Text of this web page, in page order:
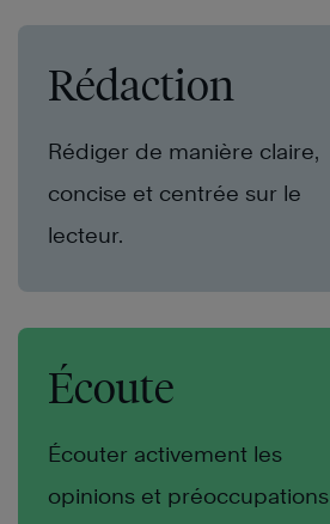
Rédaction
Rédiger de manière claire,
concise et centrée sur le
lecteur.
Écoute
Écouter activement les
opinions et préoccupations